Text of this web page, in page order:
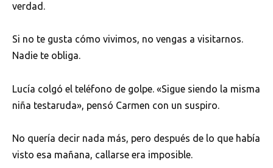
verdad.
Si no te gusta cómo vivimos, no vengas a visitarnos.
Nadie te obliga.
Lucía colgó el teléfono de golpe. «Sigue siendo la misma
niña testaruda», pensó Carmen con un suspiro.
No quería decir nada más, pero después de lo que había
visto esa mañana, callarse era imposible.